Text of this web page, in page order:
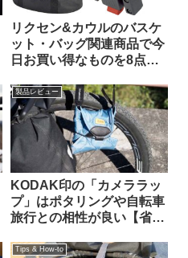
リクセン&カウルのバスケ
ット・バッグ関連商品で今
日お買い得なものを8点ご
製品レビュー
KODAK印の「カメララッ
プ」はポタリングや自転車
旅行との相性が良い【省ス
水】
Tips & How-to